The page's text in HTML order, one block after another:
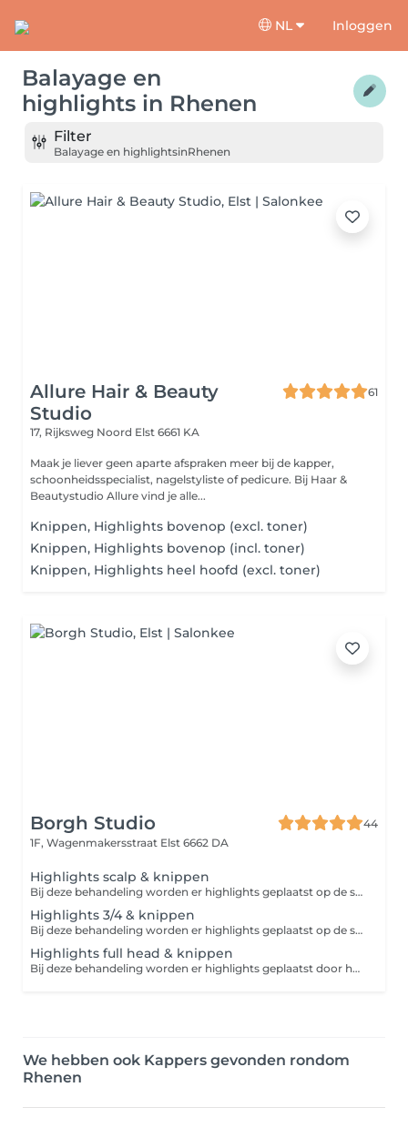
NL Inloggen
Balayage en
highlights in Rhenen
Filter
Balayage en highlightsinRhenen
Allure Hair & Beauty
Studio
61
17, Rijksweg Noord Elst 6661 KA
Maak je liever geen aparte afspraken meer bij de kapper,
schoonheidsspecialist, nagelstyliste of pedicure. Bij Haar &
Beautystudio Allure vind je alle...
Knippen, Highlights bovenop (excl. toner)
Knippen, Highlights bovenop (incl. toner)
Knippen, Highlights heel hoofd (excl. toner)
Borgh Studio
44
1F, Wagenmakersstraat Elst 6662 DA
Highlights scalp & knippen
Bij deze behandeling worden er highlights geplaatst op de scalp, dit geeft een subtiele opfrissing/ touch-up. Het is mogelijk om in deze behandeling ook een toner toe te voegen naar wens.
Highlights 3/4 & knippen
Bij deze behandeling worden er highlights geplaatst op de scalp en langs de zijkanten. Een perfecte behandeling voor een lichtere kleur met nog wel contrast/diepte in het haar. Het is mogelijk om in deze behandeling ook een toner toe te voegen naar wens.
Highlights full head & knippen
Bij deze behandeling worden er highlights geplaatst door het gehele haar. Een perfecte behandeling voor een maximale oplichting van het haar. Het is mogelijk om in deze behandeling ook een toner toe te voegen naar wens.
We hebben ook Kappers gevonden rondom
Rhenen